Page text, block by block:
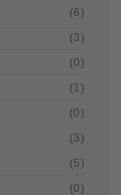
(6)
(3)
(0)
(1)
(0)
(3)
(5)
(0)